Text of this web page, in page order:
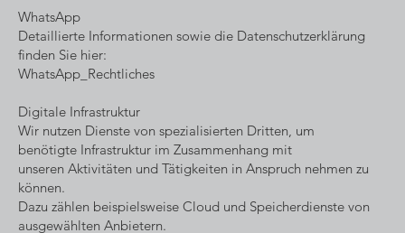
WhatsApp
Detaillierte Informationen sowie die Datenschutzerklärung
finden Sie hier:
WhatsApp_Rechtliches
Digitale Infrastruktur
Wir nutzen Dienste von spezialisierten Dritten, um
benötigte Infrastruktur im Zusammenhang mit
unseren Aktivitäten und Tätigkeiten in Anspruch nehmen zu
können.
Dazu zählen beispielsweise Cloud und Speicherdienste von
ausgewählten Anbietern.